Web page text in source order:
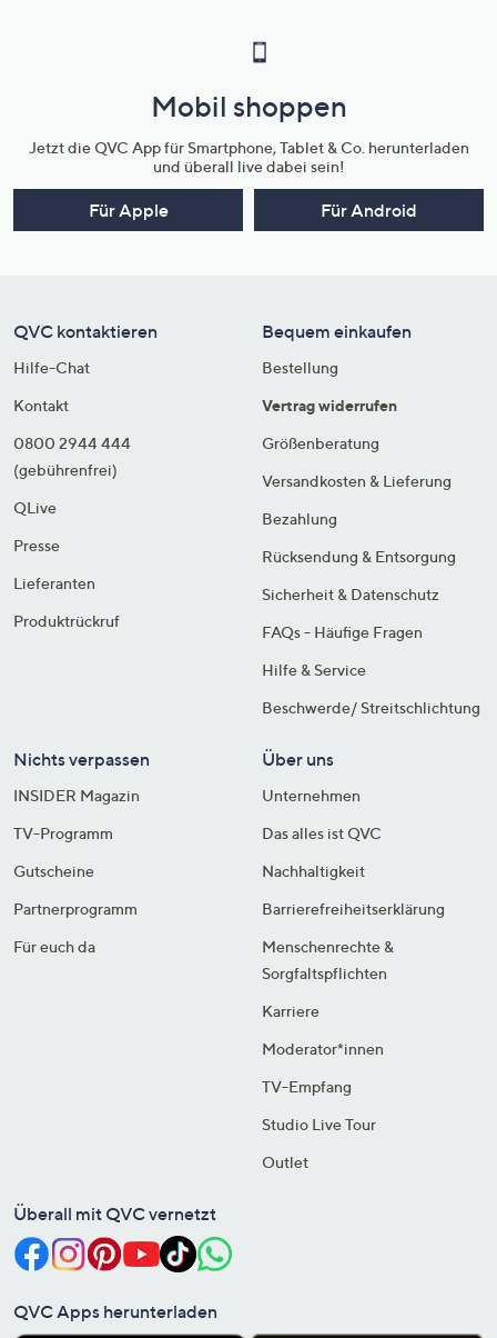
Mobil shoppen
Jetzt die QVC App für Smartphone, Tablet & Co. herunterladen
und überall live dabei sein!
Für Apple Für Android
QVC kontaktieren
Hilfe-Chat
Kontakt
0800 2944 444
(gebührenfrei)
QLive
Presse
Lieferanten
Produktrückruf
Bequem einkaufen
Bestellung
Vertrag widerrufen
Größenberatung
Versandkosten & Lieferung
Bezahlung
Rücksendung & Entsorgung
Sicherheit & Datenschutz
FAQs - Häufige Fragen
Hilfe & Service
Beschwerde/ Streitschlichtung
Nichts verpassen
INSIDER Magazin
TV-Programm
Gutscheine
Partnerprogramm
Für euch da
Über uns
Unternehmen
Das alles ist QVC
Nachhaltigkeit
Barrierefreiheitserklärung
Menschenrechte &
Sorgfaltspflichten
Karriere
Moderator*innen
TV-Empfang
Studio Live Tour
Outlet
Überall mit QVC vernetzt
QVC Apps herunterladen